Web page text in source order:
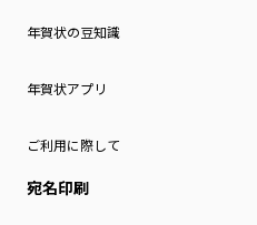
年賀状の豆知識
年賀状アプリ
ご利用に際して
宛名印刷